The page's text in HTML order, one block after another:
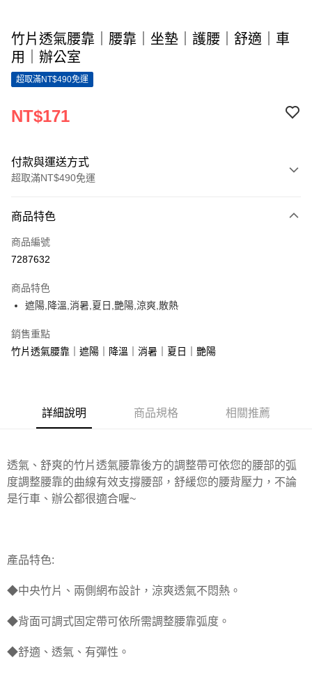
竹片透氣腰靠｜腰靠｜坐墊｜護腰｜舒適｜車
用｜辦公室
超取滿NT$490免運
NT$171
付款與運送方式
超取滿NT$490免運
信用卡一次付款
超商取貨付款
Apple Pay
街口支付
悠遊付
AFTEE先享後付
便利好安心！
１．簡單：不需註冊會員、不需綁卡、不需儲值。
２．便利：只要手機號碼，簡訊認證，即可結帳。
３．安心：先確認商品／服務後，再付款。
２．訂單成立數日內，您將收到繳費通知簡訊。
ATM／網路銀行／等多元方式進行付款，方視為交易完成。
購買商品的店家。未經商家同意取消之訂單仍視為有效，需透過AFTEE先享
後付繳納相關費用。
是否繳費成功／繳費後需取消欲退款等相關疑問，請聯繫「AFTEE先享後付
運送方式
全家取貨付款 (運費60$)
每筆NT$70，滿NT$490(含以上)免運費
萊爾富取貨付款 (運費70$)
每筆NT$70，滿NT$490(含以上)免運費
每筆NT$70，滿NT$490(含以上)免運費
商品特色
商品編號
7287632
商品特色
遮陽,降溫,消暑,夏日,艷陽,涼爽,散熱
銷售重點
竹片透氣腰靠｜遮陽｜降溫｜消暑｜夏日｜艷陽
詳細說明 商品規格 相關推薦
透氣、舒爽的竹片透氣腰靠後方的調整帶可依您的腰部的弧
度調整腰靠的曲線有效支撐腰部，舒緩您的腰背壓力，不論
是行車、辦公都很適合喔~
產品特色:
◆中央竹片、兩側網布設計，涼爽透氣不悶熱。
◆背面可調式固定帶可依所需調整腰靠弧度。
◆舒適、透氣、有彈性。